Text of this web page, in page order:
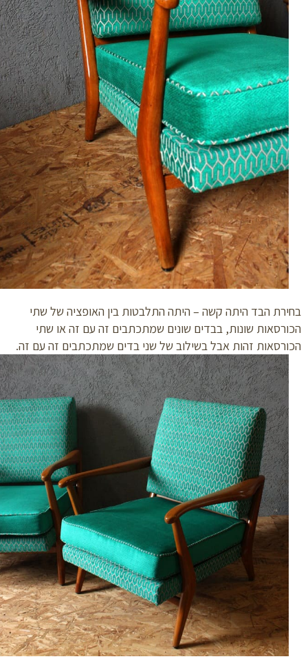
הבד היתה קשה – היתה התלבטות בין האופציה של שתי
שונות, בבדים שונים שמתכתבים זה עם זה או שתי
זהות אבל בשילוב של שני בדים שמתכתבים זה עם זה.